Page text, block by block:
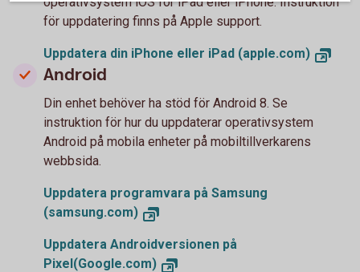
för uppdatering finns på Apple support.
Uppdatera din iPhone eller iPad (apple.com)
Android
Din enhet behöver ha stöd för Android 8. Se
instruktion för hur du uppdaterar operativsystem
Android på mobila enheter på mobiltillverkarens
webbsida.
Uppdatera programvara på Samsung
(samsung.com)
Uppdatera Androidversionen på
Pixel(Google.com)